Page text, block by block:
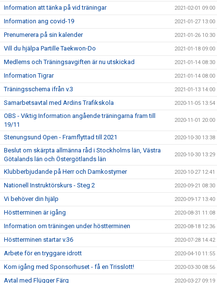
Information att tänka på vid träningar 2021-02-01 09:00
Information ang covid-19 2021-01-27 13:00
Prenumerera på sin kalender 2021-01-26 10:30
Vill du hjälpa Partille Taekwon-Do 2021-01-18 09:00
Medlems och Träningsavgiften är nu utskickad 2021-01-14 08:30
Information Tigrar 2021-01-14 08:00
Träningsschema ifrån v.3 2021-01-13 14:00
Samarbetsavtal med Ardins Trafikskola 2020-11-05 13:54
OBS - Viktig Information angående träningarna fram till
19/11
2020-11-01 20:00
Stenungsund Open - Framflyttad till 2021 2020-10-30 13:38
Beslut om skärpta allmänna råd i Stockholms län, Västra
Götalands län och Östergötlands län
2020-10-30 13:29
Klubberbjudande på Herr och Damkostymer 2020-10-27 12:41
Nationell Instruktörskurs - Steg 2 2020-09-21 08:30
Vi behöver din hjälp 2020-09-17 13:40
Höstterminen är igång 2020-08-31 11:08
Information om träningen under höstterminen 2020-08-18 12:36
Höstterminen startar v.36 2020-07-28 14:42
Arbete för en tryggare idrott 2020-04-10 11:55
Kom igång med Sponsorhuset - få en Trisslott! 2020-03-30 08:56
Avtal med Flügger Färg 2020-03-27 09:19